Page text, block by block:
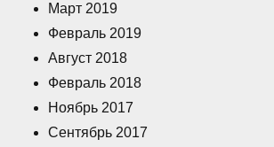
Март 2019
Февраль 2019
Август 2018
Февраль 2018
Ноябрь 2017
Сентябрь 2017